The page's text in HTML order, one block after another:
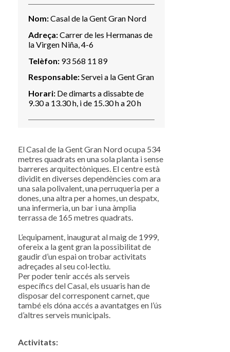
Nom:Casal de la Gent Gran Nord
Adreça:Carrer de les Hermanas de
la Virgen Niña, 4-6
Telèfon: 93 568 11 89
Responsable:Servei a la Gent Gran
Horari: De dimarts a dissabte de
9.30 a 13.30 h, i de 15.30 h a 20 h
El Casal de la Gent Gran Nord ocupa 534
metres quadrats en una sola planta i sense
barreres arquitectòniques. El centre està
dividit en diverses dependències com ara
una sala polivalent, una perruqueria per a
dones, una altra per a homes, un despatx,
una infermeria, un bar i una àmplia
terrassa de 165 metres quadrats.
L’equipament, inaugurat al maig de 1999,
ofereix a la gent gran la possibilitat de
gaudir d’un espai on trobar activitats
adreçades al seu col·lectiu.
Per poder tenir accés als serveis
específics del Casal, els usuaris han de
disposar del corresponent carnet, que
també els dóna accés a avantatges en l’ús
d’altres serveis municipals.
Activitats: